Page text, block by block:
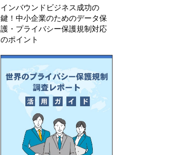
2026年 8月 6日
インバウンドビジネス成功の
鍵！中小企業のためのデータ保
護・プライバシー保護規制対応
のポイント